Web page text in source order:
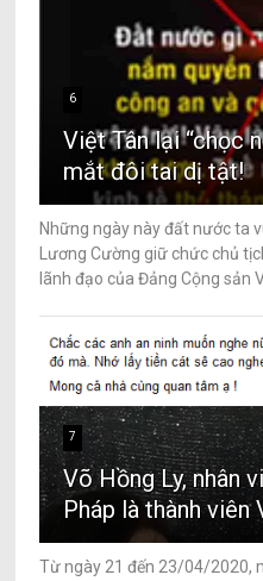
6
Việt Tân lại “chọc
mắt đôi tai dị tật!
Những ngày này đất nước ta
Lương Cường giữ chức chủ
lãnh đạo của Đảng Cộng sản
7
Võ Hồng Ly, nhân
Pháp là thành viên
Từ ngày 21 đến 23/04/2020,